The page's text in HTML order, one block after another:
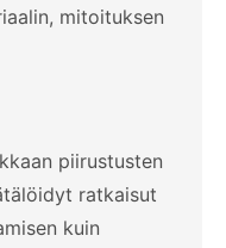
mitoituksen
piirustusten
ratkaisut
kuin